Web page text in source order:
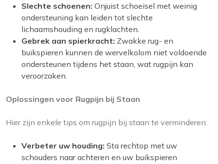
Slechte schoenen: Onjuist schoeisel met weinig
ondersteuning kan leiden tot slechte
lichaamshouding en rugklachten.
Gebrek aan spierkracht: Zwakke rug- en
buikspieren kunnen de wervelkolom niet voldoende
ondersteunen tijdens het staan, wat rugpijn kan
veroorzaken.
Oplossingen voor Rugpijn bij Staan
Hier zijn enkele tips om rugpijn bij staan te verminderen:
Verbeter uw houding: Sta rechtop met uw
schouders naar achteren en uw buikspieren